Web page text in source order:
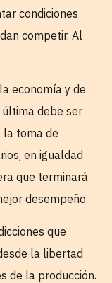
condiciones
competir. Al
economía y de
debe ser
la toma de
en igualdad
que terminará
desempeño.
que
la libertad
de la producción.